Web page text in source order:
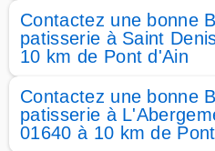
Contactez une bonne
patisserie à Saint
10 km de Pont d'Ain
Contactez une bonne
patisserie à
01640 à 10 km de